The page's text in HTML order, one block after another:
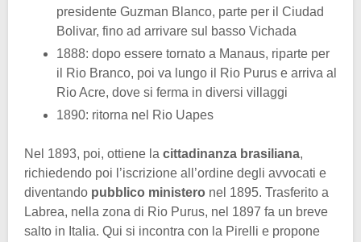
presidente Guzman Blanco, parte per il Ciudad
Bolivar, fino ad arrivare sul basso Vichada
1888: dopo essere tornato a Manaus, riparte per
il Rio Branco, poi va lungo il Rio Purus e arriva al
Rio Acre, dove si ferma in diversi villaggi
1890: ritorna nel Rio Uapes
Nel 1893, poi, ottiene la cittadinanza brasiliana,
richiedendo poi l’iscrizione all’ordine degli avvocati e
diventando pubblico ministero nel 1895. Trasferito a
Labrea, nella zona di Rio Purus, nel 1897 fa un breve
salto in Italia. Qui si incontra con la Pirelli e propone